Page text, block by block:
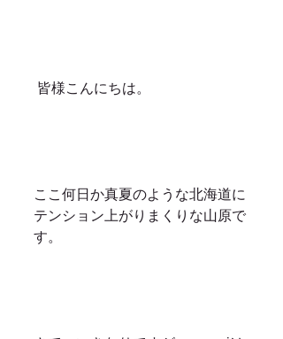
皆様こんにちは。
ここ何日か真夏のような北海道に
テンション上がりまくりな山原で
す。